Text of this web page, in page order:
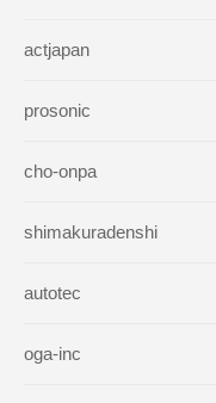
actjapan
prosonic
cho-onpa
shimakuradenshi
autotec
oga-inc